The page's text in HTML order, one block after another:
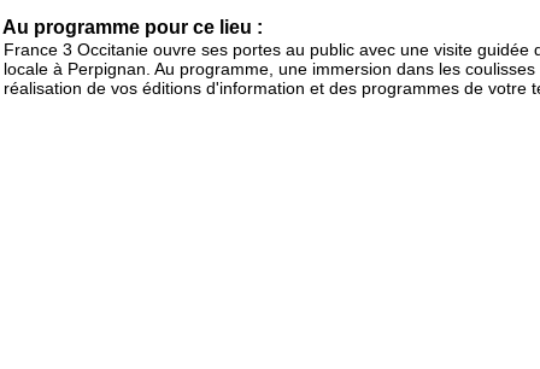
Au programme pour ce lieu :
France 3 Occitanie ouvre ses portes au public avec une visite guidée
locale à Perpignan. Au programme, une immersion dans les coulisses
réalisation de vos éditions d'information et des programmes de votre